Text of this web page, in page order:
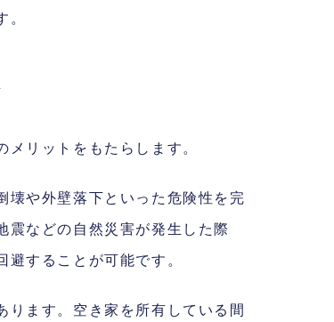
。
リットをもたらします。
壊や外壁落下といった危険性を完
震などの自然災害が発生した際
することが可能です。
ります。空き家を所有している間